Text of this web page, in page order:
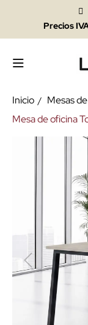
Precios
Inicio Mesas
Mesa de oficina